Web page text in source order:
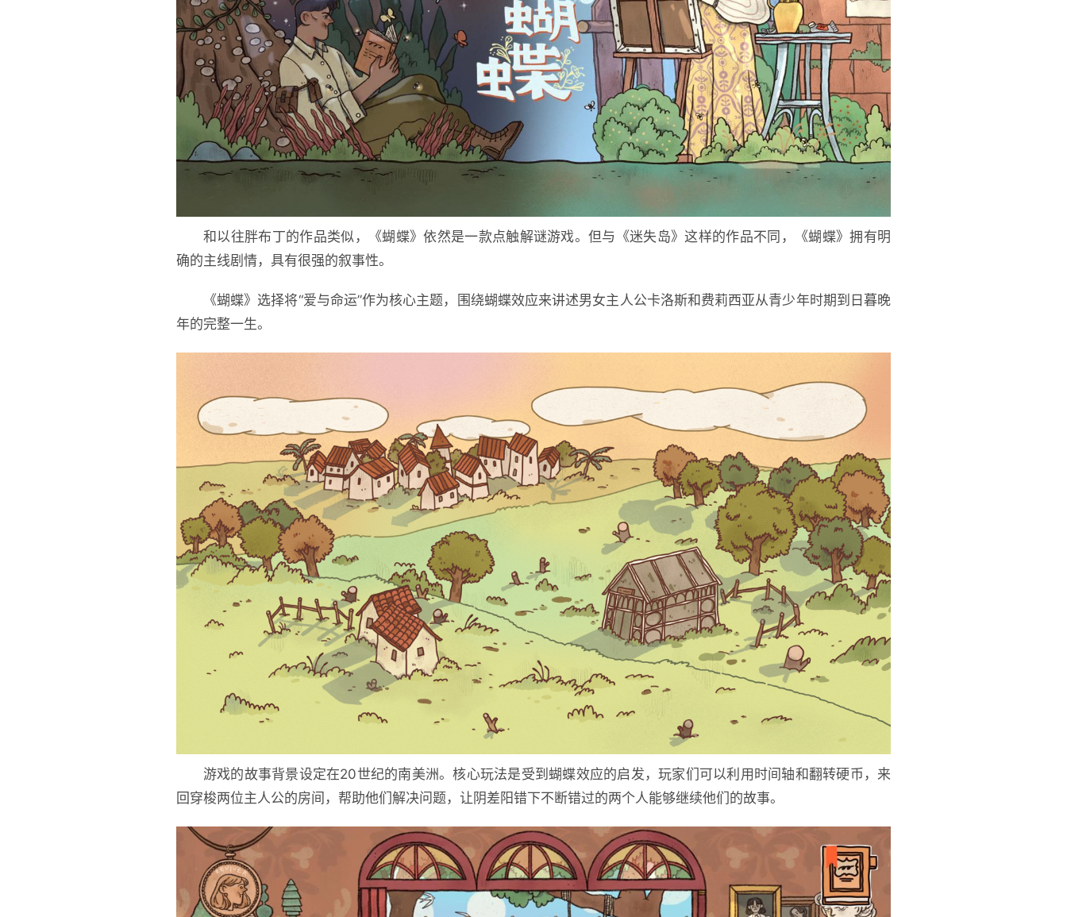
和以往胖布丁的作品类似，《蝴蝶》依然是一款点触解谜游戏。但与《迷失岛》这样的作品不同，《蝴蝶》拥有明
确的主线剧情，具有很强的叙事性。
《蝴蝶》选择将“爱与命运”作为核心主题，围绕蝴蝶效应来讲述男女主人公卡洛斯和费莉西亚从青少年时期到日暮晚
年的完整一生。
游戏的故事背景设定在20世纪的南美洲。核心玩法是受到蝴蝶效应的启发，玩家们可以利用时间轴和翻转硬币，来
回穿梭两位主人公的房间，帮助他们解决问题，让阴差阳错下不断错过的两个人能够继续他们的故事。